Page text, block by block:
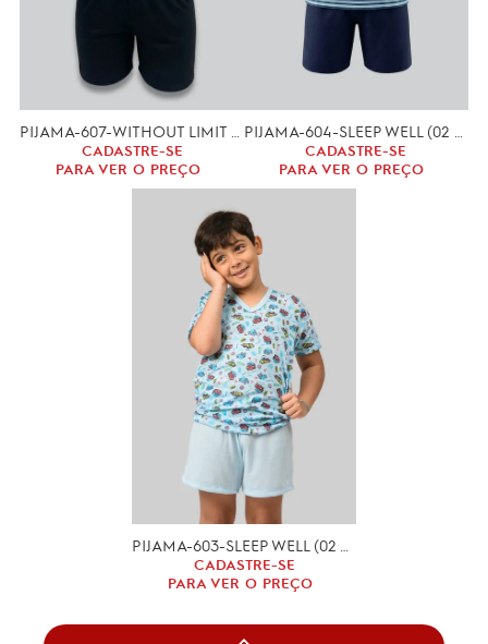
CADASTRE-SE
PARA VER O PREÇO
CADASTRE-SE
PARA VER O PREÇO
CADASTRE-SE
PARA VER O PREÇO